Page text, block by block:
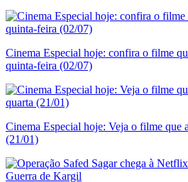
Cinema Especial hoje: confira o filme
quinta-feira (02/07)
Cinema Especial hoje: Veja o filme que
(21/01)